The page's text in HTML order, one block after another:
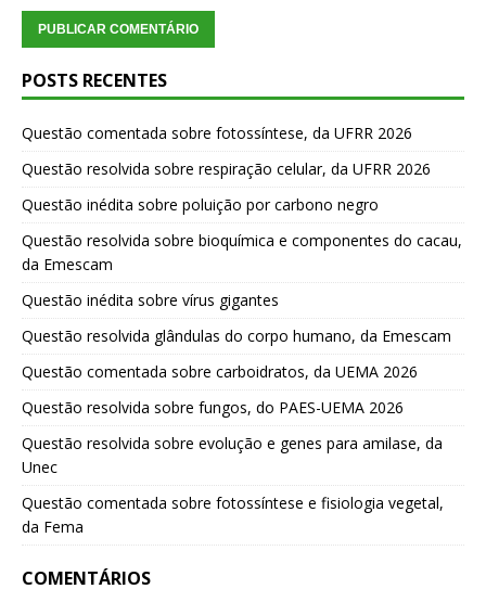
POSTS RECENTES
Questão comentada sobre fotossíntese, da UFRR 2026
Questão resolvida sobre respiração celular, da UFRR 2026
Questão inédita sobre poluição por carbono negro
Questão resolvida sobre bioquímica e componentes do cacau,
da Emescam
Questão inédita sobre vírus gigantes
Questão resolvida glândulas do corpo humano, da Emescam
Questão comentada sobre carboidratos, da UEMA 2026
Questão resolvida sobre fungos, do PAES-UEMA 2026
Questão resolvida sobre evolução e genes para amilase, da
Unec
Questão comentada sobre fotossíntese e fisiologia vegetal,
da Fema
COMENTÁRIOS